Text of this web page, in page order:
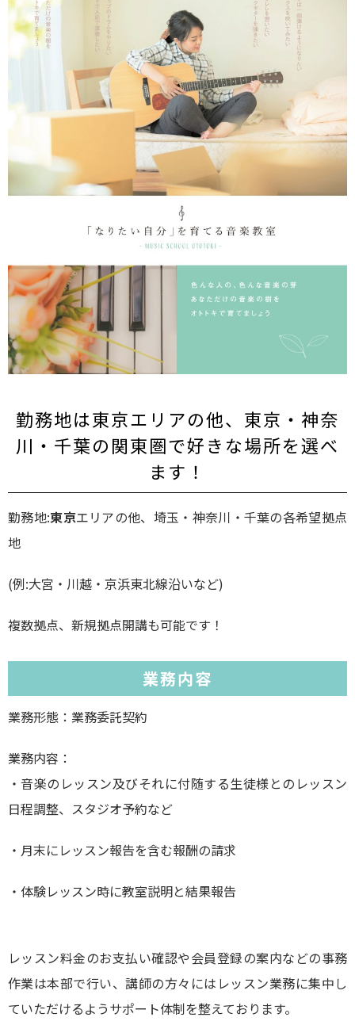
勤務地は東京エリアの他、東京・神奈
川・千葉の関東圏で好きな場所を選べ
ます！
勤務地:東京エリアの他、埼玉・神奈川・千葉の各希望拠点
地
(例:大宮・川越・京浜東北線沿いなど)
複数拠点、新規拠点開講も可能です！
業務内容
業務形態：業務委託契約
業務内容：
・音楽のレッスン及びそれに付随する生徒様とのレッスン
日程調整、スタジオ予約など
・月末にレッスン報告を含む報酬の請求
・体験レッスン時に教室説明と結果報告
レッスン料金のお支払い確認や会員登録の案内などの事務
作業は本部で行い、講師の方々にはレッスン業務に集中し
ていただけるようサポート体制を整えております。